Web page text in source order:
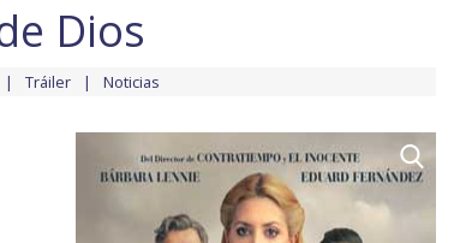
Dios
Tráiler Noticias